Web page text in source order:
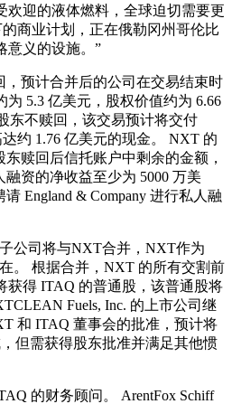
欢迎的液体燃料，全球迫切需要更
商业计划，正在俄勒冈州哥伦比
意义的设施。”
预计合并后的公司在交易结束时
为 5.3 亿美元，股权价值约为 6.66
东不赎回，该交易预计将交付
约 1.76 亿美元的现金。 NXT 的
赎回后信托账户中剩余的金额，
资的净收益至少为 5000 万美
England & Company 进行私人融
公司将与NXT合并，NXT作为
。 根据合并，NXT 的所有交割前
获得 ITAQ 的普通股，该普通股将
Fuels, Inc. 的上市公司继
和 ITAQ 董事会的批准，预计将
但需获得股东批准并满足其他惯
的财务顾问。 ArentFox Schiff